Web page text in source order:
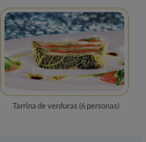
Tarrina de verduras (6 personas)